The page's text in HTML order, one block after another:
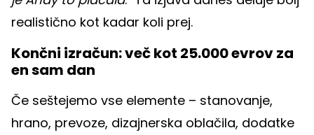
realistično kot kadar koli prej.
Končni izračun: več kot 25.000 evrov za
en sam dan
Če seštejemo vse elemente – stanovanje,
hrano, prevoze, dizajnerska oblačila, dodatke